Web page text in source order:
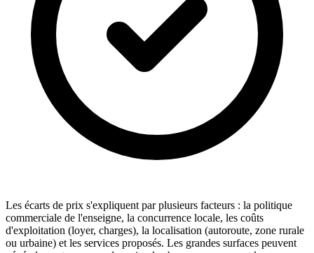
Les écarts de prix s'expliquent par plusieurs facteurs : la politique
commerciale de l'enseigne, la concurrence locale, les coûts
d'exploitation (loyer, charges), la localisation (autoroute, zone rurale
ou urbaine) et les services proposés. Les grandes surfaces peuvent